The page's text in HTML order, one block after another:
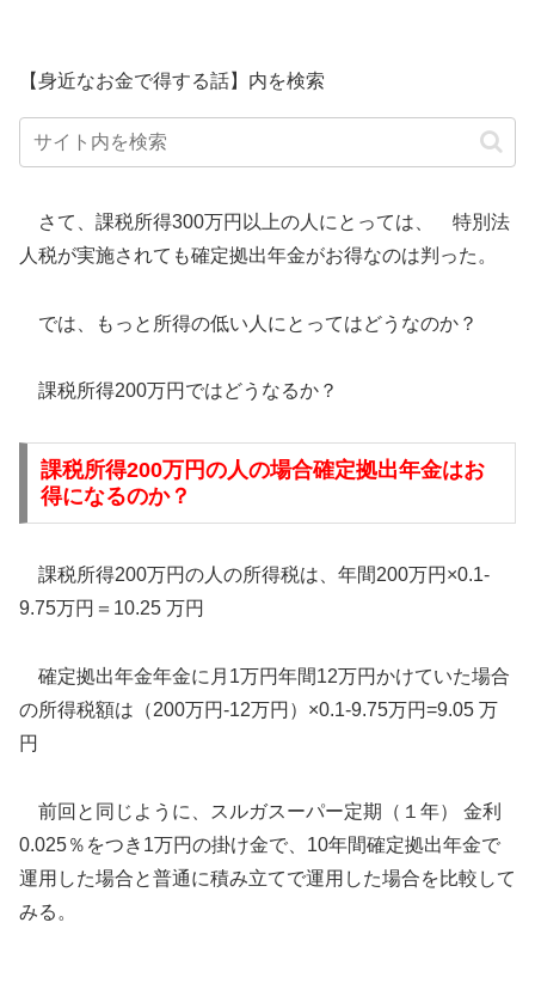
【身近なお金で得する話】内を検索
さて、課税所得300万円以上の人にとっては、 特別法
人税が実施されても確定拠出年金がお得なのは判った。
では、もっと所得の低い人にとってはどうなのか？
課税所得200万円ではどうなるか？
課税所得200万円の人の場合確定拠出年金はお
得になるのか？
課税所得200万円の人の所得税は、年間200万円×0.1-
9.75万円＝10.25 万円
確定拠出年金年金に月1万円年間12万円かけていた場合
の所得税額は（200万円-12万円）×0.1-9.75万円=9.05 万
円
前回と同じように、スルガスーパー定期（１年） 金利
0.025％をつき1万円の掛け金で、10年間確定拠出年金で
運用した場合と普通に積み立てで運用した場合を比較して
みる。